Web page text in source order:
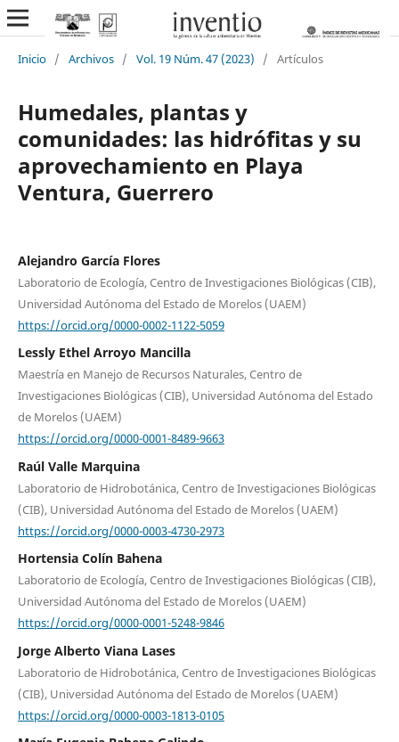
Inicio / Archivos / Vol. 19 Núm. 47 (2023) / Artículos
Humedales, plantas y
comunidades: las hidrófitas y su
aprovechamiento en Playa
Ventura, Guerrero
Alejandro García Flores
Laboratorio de Ecología, Centro de Investigaciones Biológicas (CIB),
Universidad Autónoma del Estado de Morelos (UAEM)
https://orcid.org/0000-0002-1122-5059
Lessly Ethel Arroyo Mancilla
Maestría en Manejo de Recursos Naturales, Centro de
Investigaciones Biológicas (CIB), Universidad Autónoma del Estado
de Morelos (UAEM)
https://orcid.org/0000-0001-8489-9663
Raúl Valle Marquina
Laboratorio de Hidrobotánica, Centro de Investigaciones Biológicas
(CIB), Universidad Autónoma del Estado de Morelos (UAEM)
https://orcid.org/0000-0003-4730-2973
Hortensia Colín Bahena
Laboratorio de Ecología, Centro de Investigaciones Biológicas (CIB),
Universidad Autónoma del Estado de Morelos (UAEM)
https://orcid.org/0000-0001-5248-9846
Jorge Alberto Viana Lases
Laboratorio de Hidrobotánica, Centro de Investigaciones Biológicas
(CIB), Universidad Autónoma del Estado de Morelos (UAEM)
https://orcid.org/0000-0003-1813-0105